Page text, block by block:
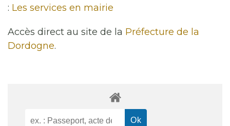
: Les services en mairie
Accès direct au site de la Préfecture de la
Dordogne.